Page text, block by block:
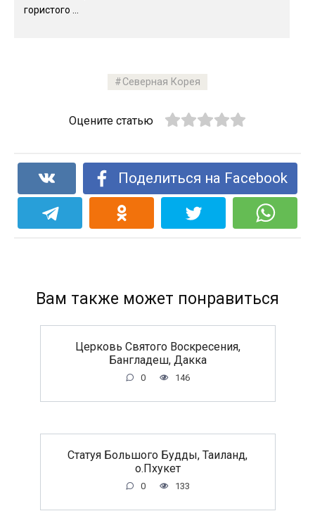
гористого ...
Северная Корея
Оцените статью
Поделиться на Facebook
Вам также может понравиться
Церковь Святого Воскресения,
Бангладеш, Дакка
0 146
Статуя Большого Будды, Таиланд,
о.Пхукет
0 133